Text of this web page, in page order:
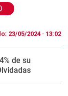
23/05/2024 · 13:02
de su